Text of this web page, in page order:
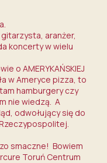
a.
gitarzysta, aranżer,
koncerty w wielu
o AMERYKAŃSKIEJ
w Ameryce pizza, to
hamburgery czy
nie wiedzą. A
odwołujący się do
smaczne! Bowiem
Toruń Centrum